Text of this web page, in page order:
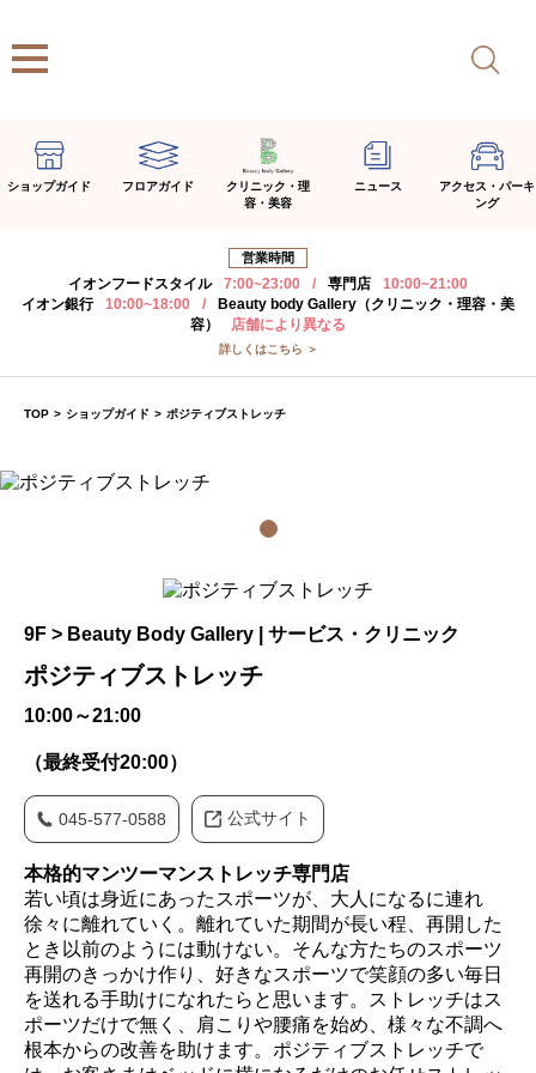
ショップガイド フロアガイド
クリニック・理
容・美容
ニュース
アクセス・パーキ
ング
営業時間
イオンフードスタイル 7:00~23:00 / 専門店
10:00~21:00
イオン銀行
10:00~18:00 /
Beauty body Gallery（クリニック・理容・美
容）
店舗により異なる
詳しくはこちら ＞
TOP > ショップガイド > ポジティブストレッチ
9F > Beauty Body Gallery | サービス・クリニック
ポジティブストレッチ
10:00～21:00
（最終受付20:00）
045-577-0588 公式サイト
本格的マンツーマンストレッチ専門店
若い頃は身近にあったスポーツが、大人になるに連れ
徐々に離れていく。離れていた期間が長い程、再開した
とき以前のようには動けない。そんな方たちのスポーツ
再開のきっかけ作り、好きなスポーツで笑顔の多い毎日
を送れる手助けになれたらと思います。ストレッチはス
ポーツだけで無く、肩こりや腰痛を始め、様々な不調へ
根本からの改善を助けます。ポジティブストレッチで